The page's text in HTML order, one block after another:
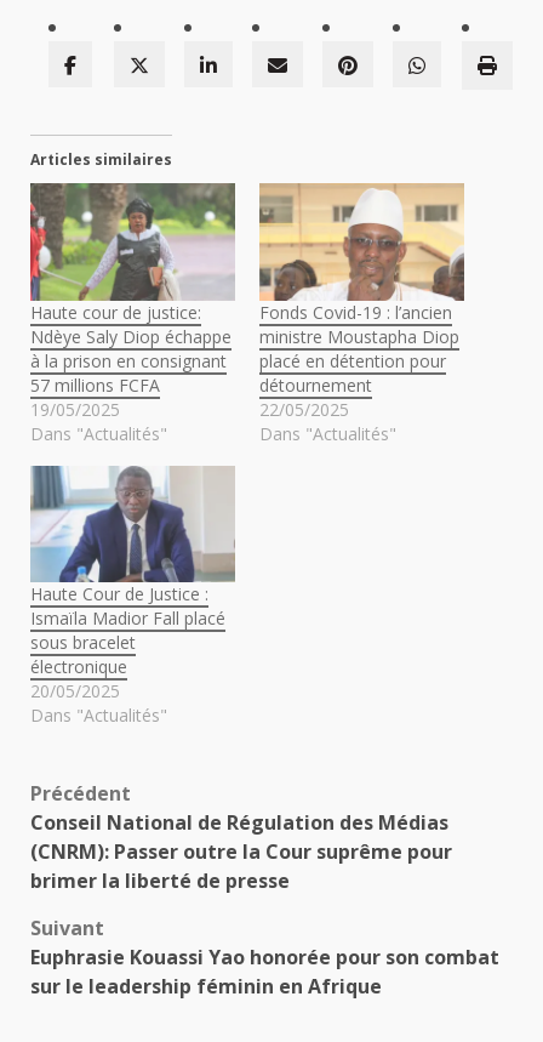
Articles similaires
Haute cour de justice:
Ndèye Saly Diop échappe
à la prison en consignant
57 millions FCFA
19/05/2025
Dans "Actualités"
Fonds Covid-19 : l’ancien
ministre Moustapha Diop
placé en détention pour
détournement
22/05/2025
Dans "Actualités"
Haute Cour de Justice :
Ismaïla Madior Fall placé
sous bracelet
électronique
20/05/2025
Dans "Actualités"
Navigation
d’article
Précédent
Conseil National de Régulation des Médias
(CNRM): Passer outre la Cour suprême pour
brimer la liberté de presse
Suivant
Euphrasie Kouassi Yao honorée pour son combat
sur le leadership féminin en Afrique